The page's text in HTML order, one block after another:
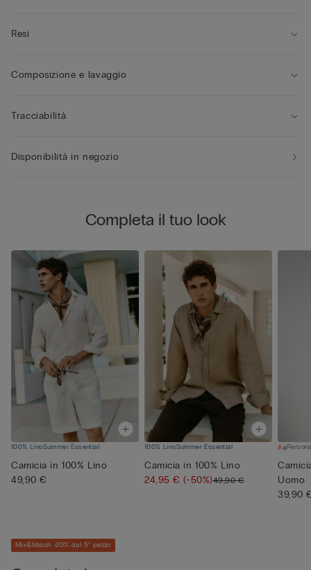
Resi
Composizione e lavaggio
Tracciabilità
Disponibilità in negozio
Completa il tuo look
100% LinoSummer Essential
Camicia in 100% Lino
49,90 €
100% LinoSummer Essential
Camicia in 100% Lino
24,95 €(-50%)49,90 €
Uomo
39,90
Mix&Match -20% dal 5° pezzo